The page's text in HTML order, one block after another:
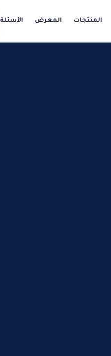
المنتجات المعرض الأسئلة